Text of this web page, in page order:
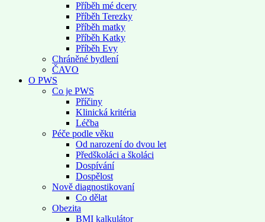
Příběh mé dcery
Příběh Terezky
Příběh matky
Příběh Katky
Příběh Evy
Chráněné bydlení
ČAVO
O PWS
Co je PWS
Příčiny
Klinická kritéria
Léčba
Péče podle věku
Od narození do dvou let
Předškoláci a školáci
Dospívání
Dospělost
Nově diagnostikovaní
Co dělat
Obezita
BMI kalkulátor